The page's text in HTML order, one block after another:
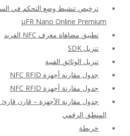
ترخيص تنشيط وضع التحكم في
μFR Nano Online Premium
تطبيق مضاهاة معرف NFC الفريد
تنزيل SDK
تنزيل الوثائق الفنية
جدول مقارنة أجهزة NFC RFID
جدول مقارنة أجهزة NFC RFID
المنطق الرقمي
خريطة